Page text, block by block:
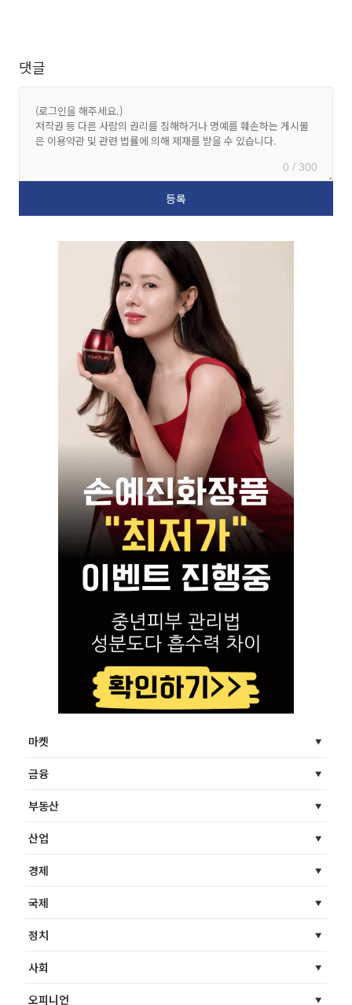
댓글
0 / 300
마켓
금융
부동산
산업
경제
국제
정치
사회
오피니언